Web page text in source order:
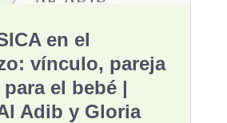
en el
vínculo, pareja
el bebé |
Adib y Gloria